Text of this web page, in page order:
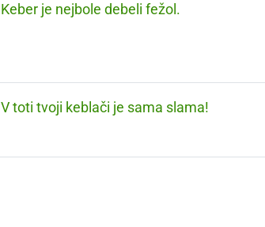
Keber je nejbole debeli fežol.
V toti tvoji keblači je sama slama!